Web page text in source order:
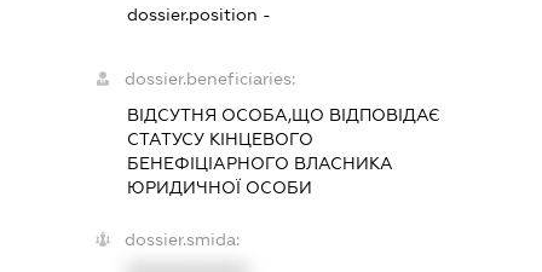
dossier.position -
dossier.beneficiaries:
ВІДСУТНЯ ОСОБА,ЩО ВІДПОВІДАЄ
СТАТУСУ КІНЦЕВОГО
БЕНЕФІЦІАРНОГО ВЛАСНИКА
ЮРИДИЧНОЇ ОСОБИ
dossier.smida: